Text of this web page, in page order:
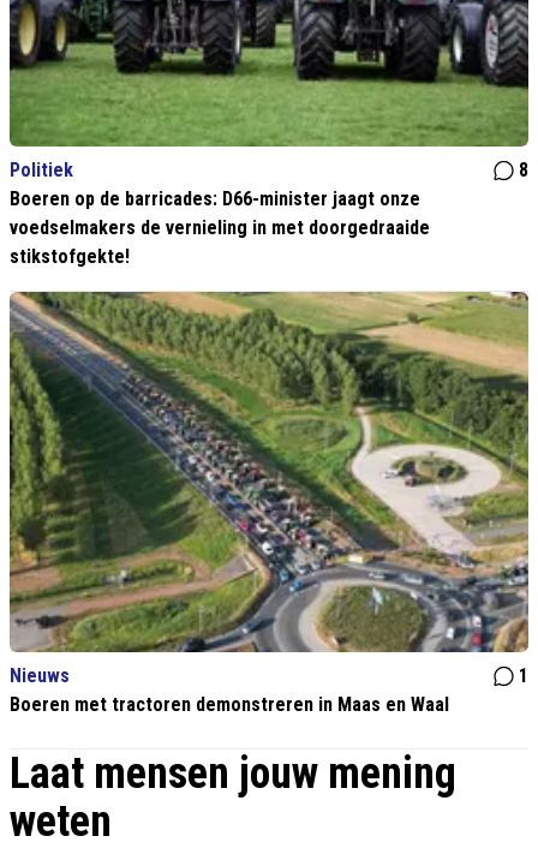
Politiek
8
Boeren op de barricades: D66-minister jaagt onze
voedselmakers de vernieling in met doorgedraaide
stikstofgekte!
Nieuws
1
Boeren met tractoren demonstreren in Maas en Waal
Laat mensen jouw mening
weten